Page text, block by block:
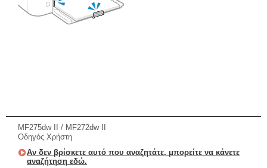
MF275dw II / MF272dw II
Οδηγός Χρήστη
Αν δεν βρίσκετε αυτό που αναζητάτε, μπορείτε να κάνετε
αναζήτηση εδώ.